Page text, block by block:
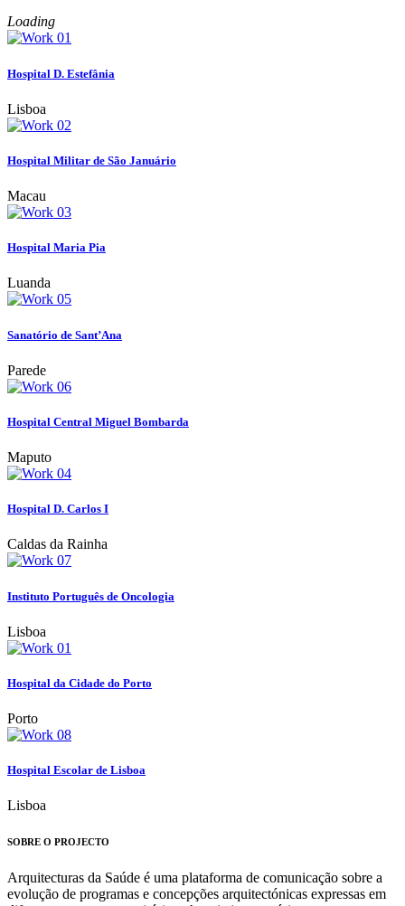
Loading
Hospital D. Estefânia
Lisboa
Hospital Militar de São Januário
Macau
Hospital Maria Pia
Luanda
Sanatório de Sant’Ana
Parede
Hospital Central Miguel Bombarda
Maputo
Hospital D. Carlos I
Caldas da Rainha
Instituto Português de Oncologia
Lisboa
Hospital da Cidade do Porto
Porto
Hospital Escolar de Lisboa
Lisboa
SOBRE O PROJECTO
Arquitecturas da Saúde é uma plataforma de comunicação sobre a
evolução de programas e concepções arquitectónicas expressas em